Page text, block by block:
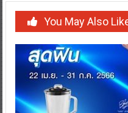
You May Also